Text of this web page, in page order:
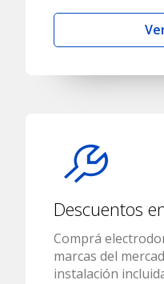
Descuentos
Comprá
marcas del
instalación